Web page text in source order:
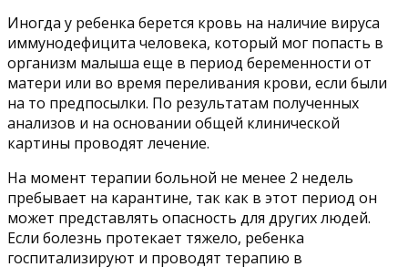
Иногда у ребенка берется кровь на наличие вируса
иммунодефицита человека, который мог попасть в
организм малыша еще в период беременности от
матери или во время переливания крови, если были
на то предпосылки. По результатам полученных
анализов и на основании общей клинической
картины проводят лечение.
На момент терапии больной не менее 2 недель
пребывает на карантине, так как в этот период он
может представлять опасность для других людей.
Если болезнь протекает тяжело, ребенка
госпитализируют и проводят терапию в